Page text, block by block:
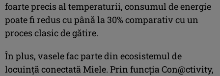
foarte precis al temperaturii, consumul de energie
poate fi redus cu până la 30% comparativ cu un
proces clasic de gătire.
În plus, vasele fac parte din ecosistemul de
locuință conectată Miele. Prin funcția Con@ctivity,